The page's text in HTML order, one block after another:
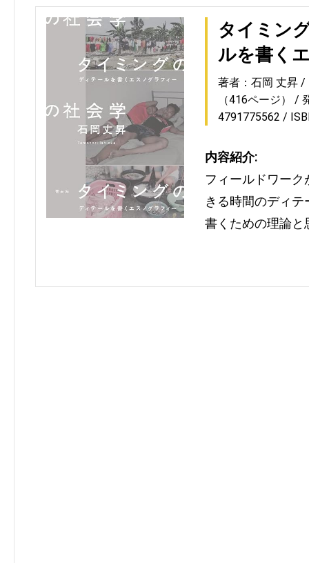
タイミン
ルを書く
著者：石岡 丈昇
（416ページ）
4791775562
内容紹介:
フィールドワー
きる時間のディ
書くための理論と